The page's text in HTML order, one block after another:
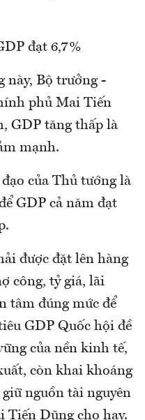
đạt 6,7%
này, Bộ trưởng -
phủ Mai Tiến
GDP tăng thấp là
mạnh.
của Thủ tướng là
GDP cả năm đạt
được đặt lên hàng
công, tỷ giá, lãi
tâm đúng mức để
GDP Quốc hội đề
của nền kinh tế,
còn khai khoáng
nguồn tài nguyên
Tiến Dũng cho hay.